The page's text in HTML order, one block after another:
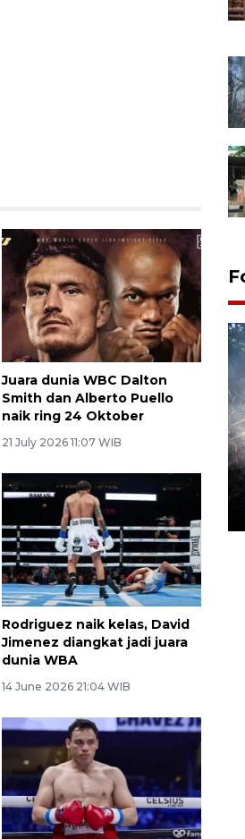
Juara dunia WBC Dalton
Smith dan Alberto Puello
naik ring 24 Oktober
21 July 2026 11:07 WIB
Rodriguez naik kelas, David
Jimenez diangkat jadi juara
dunia WBA
14 June 2026 21:04 WIB
Gayo
11:15 WIB